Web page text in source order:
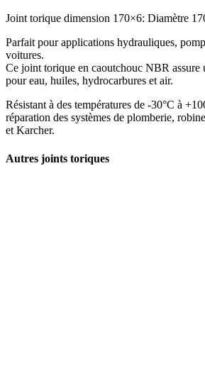
Joint torique dimension 170×6: Diamètre
Parfait pour applications hydrauliques,
voitures.
Ce joint torique en caoutchouc NBR assure
pour eau, huiles, hydrocarbures et air.
Résistant à des températures de -30°C à
réparation des systèmes de plomberie,
et Karcher.
Autres joints toriques